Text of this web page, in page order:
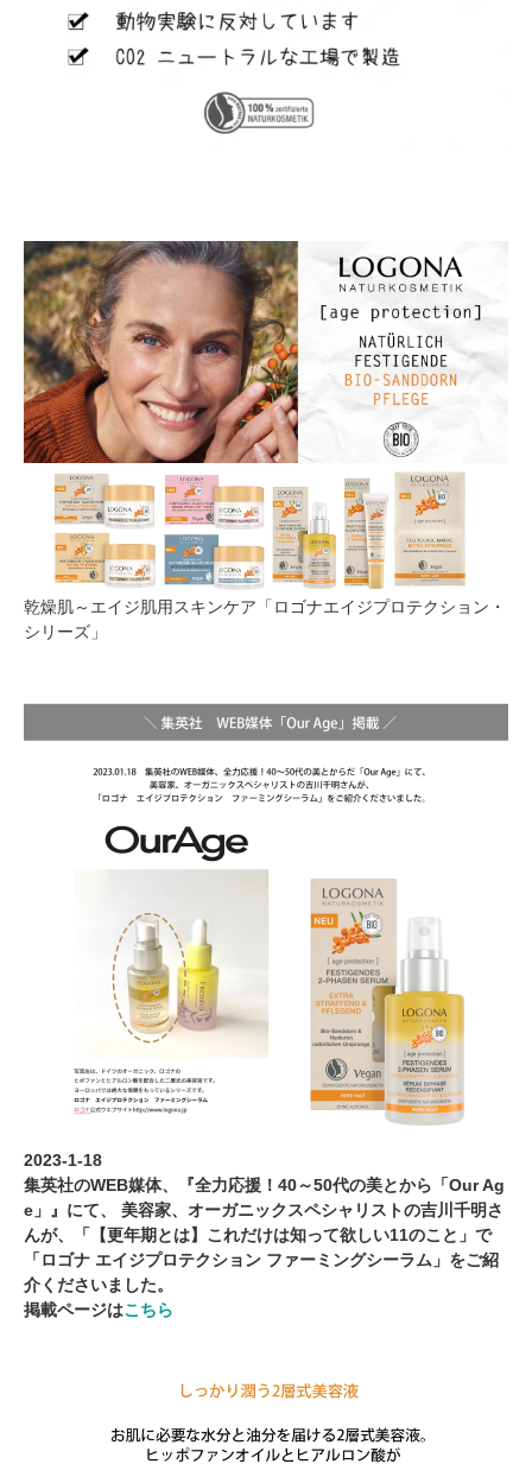
乾燥肌～エイジ肌用スキンケア「ロゴナエイジプロテクション・
シリーズ」
2023-1-18
集英社のWEB媒体、『全力応援！40～50代の美とから「Our Ag
e」』にて、 美容家、オーガニックスペシャリストの吉川千明さ
んが、「【更年期とは】これだけは知って欲しい11のこと」で
「ロゴナ エイジプロテクション ファーミングシーラム」をご紹
介くださいました。
掲載ページはこちら